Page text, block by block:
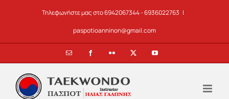
Τηλεφωνήστε μας στο 6942067344 - 6936022763 |
paspotioanninon@gmail.com
Email FacebookFlickr YouTube